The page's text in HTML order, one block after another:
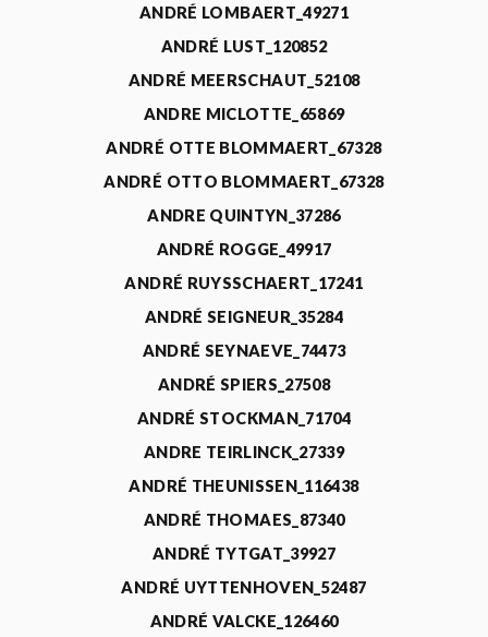
ANDRÉ LOMBAERT_49271
ANDRÉ LUST_120852
ANDRÉ MEERSCHAUT_52108
ANDRE MICLOTTE_65869
ANDRÉ OTTE BLOMMAERT_67328
ANDRÉ OTTO BLOMMAERT_67328
ANDRE QUINTYN_37286
ANDRÉ ROGGE_49917
ANDRÉ RUYSSCHAERT_17241
ANDRÉ SEIGNEUR_35284
ANDRÉ SEYNAEVE_74473
ANDRÉ SPIERS_27508
ANDRÉ STOCKMAN_71704
ANDRE TEIRLINCK_27339
ANDRÉ THEUNISSEN_116438
ANDRÉ THOMAES_87340
ANDRÉ TYTGAT_39927
ANDRÉ UYTTENHOVEN_52487
ANDRÉ VALCKE_126460